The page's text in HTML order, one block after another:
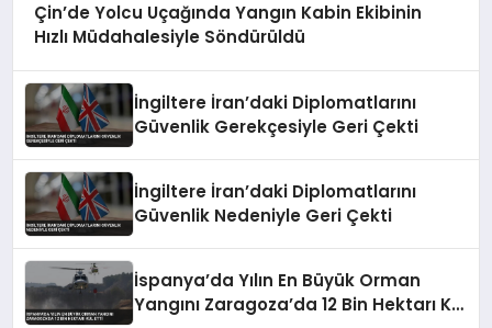
Çin’de Yolcu Uçağında Yangın Kabin Ekibinin
Hızlı Müdahalesiyle Söndürüldü
İngiltere İran’daki Diplomatlarını
Güvenlik Gerekçesiyle Geri Çekti
İngiltere İran’daki Diplomatlarını
Güvenlik Nedeniyle Geri Çekti
İspanya’da Yılın En Büyük Orman
Yangını Zaragoza’da 12 Bin Hektarı Kül